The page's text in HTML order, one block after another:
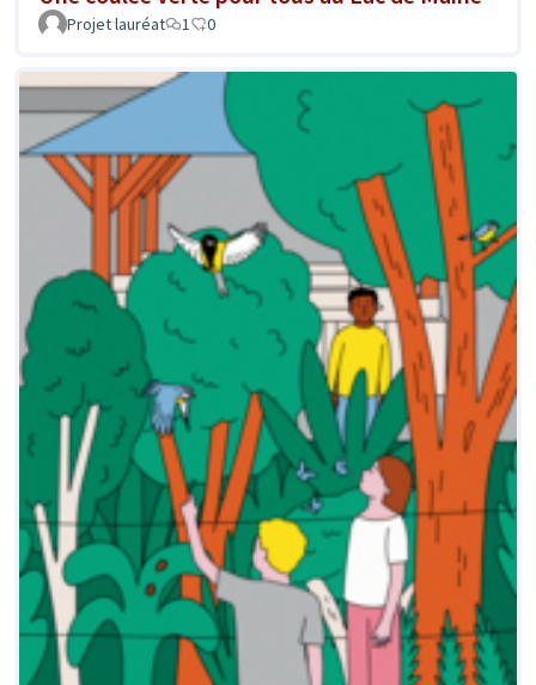
Projet lauréat 1 0